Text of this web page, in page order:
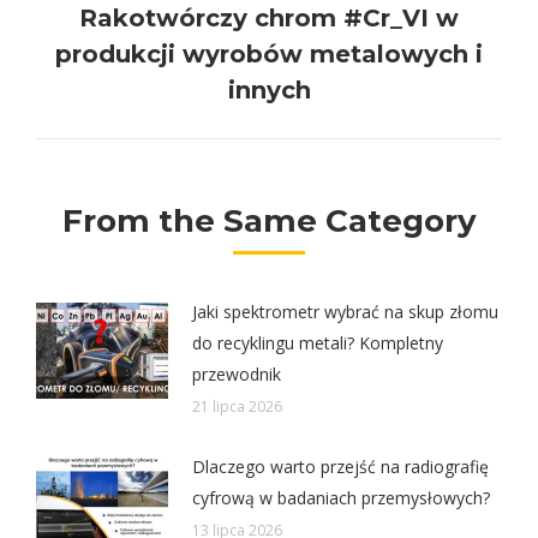
Next
post:
Rakotwórczy chrom #Cr_VI w
produkcji wyrobów metalowych i
innych
From the Same Category
Jaki spektrometr wybrać na skup złomu
do recyklingu metali? Kompletny
przewodnik
21 lipca 2026
Dlaczego warto przejść na radiografię
cyfrową w badaniach przemysłowych?
13 lipca 2026